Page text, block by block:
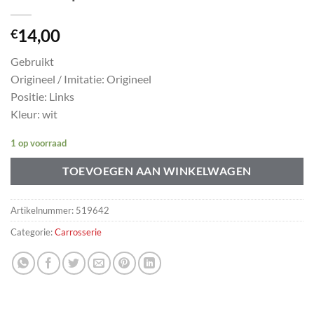
€14,00
Gebruikt
Origineel / Imitatie: Origineel
Positie: Links
Kleur: wit
1 op voorraad
TOEVOEGEN AAN WINKELWAGEN
Artikelnummer: 519642
Categorie:Carrosserie